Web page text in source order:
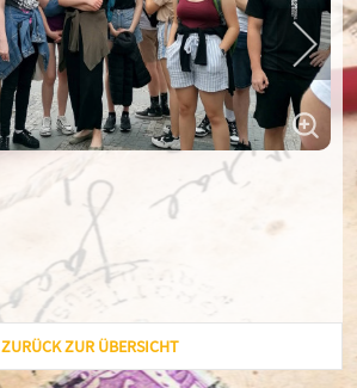
ZURÜCK ZUR ÜBERSICHT